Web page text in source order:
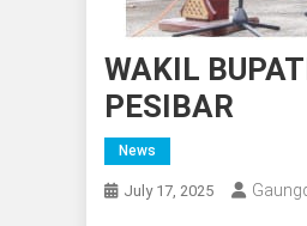
WAKIL
PESIBAR
News
July 17, 2025